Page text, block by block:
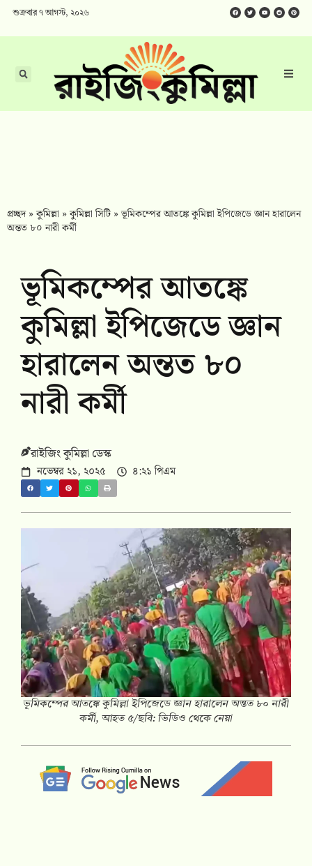
শুক্রবার ৭ আগস্ট, ২০২৬
প্রচ্ছদ»কুমিল্লা »কুমিল্লা সিটি »ভূমিকম্পের আতঙ্কে কুমিল্লা ইপিজেডে জ্ঞান হারালেন
অন্তত ৮০ নারী কর্মী
ভূমিকম্পের আতঙ্কে
কুমিল্লা ইপিজেডে জ্ঞান
হারালেন অন্তত ৮০
নারী কর্মী
রাইজিং কুমিল্লা ডেস্ক
নভেম্বর ২১, ২০২৫ ৪:২১ পিএম
ভূমিকম্পের আতঙ্কে কুমিল্লা ইপিজেডে জ্ঞান হারালেন অন্তত ৮০ নারী
কর্মী, আহত ৫/ছবি: ভিডিও থেকে নেয়া